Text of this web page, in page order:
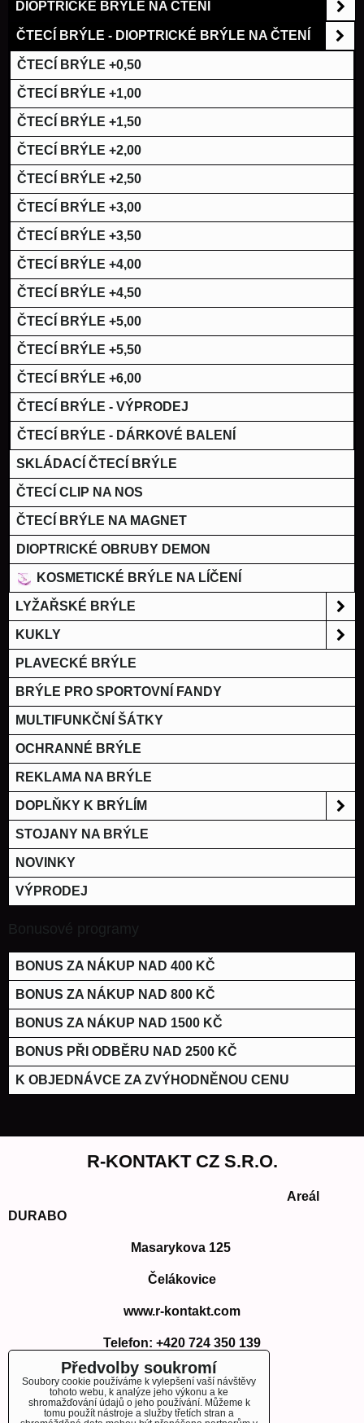
DIOPTRICKÉ BRÝLE NA ČTENÍ
ČTECÍ BRÝLE - DIOPTRICKÉ BRÝLE NA ČTENÍ
ČTECÍ BRÝLE +0,50
ČTECÍ BRÝLE +1,00
ČTECÍ BRÝLE +1,50
ČTECÍ BRÝLE +2,00
ČTECÍ BRÝLE +2,50
ČTECÍ BRÝLE +3,00
ČTECÍ BRÝLE +3,50
ČTECÍ BRÝLE +4,00
ČTECÍ BRÝLE +4,50
ČTECÍ BRÝLE +5,00
ČTECÍ BRÝLE +5,50
ČTECÍ BRÝLE +6,00
ČTECÍ BRÝLE - VÝPRODEJ
ČTECÍ BRÝLE - DÁRKOVÉ BALENÍ
SKLÁDACÍ ČTECÍ BRÝLE
ČTECÍ CLIP NA NOS
ČTECÍ BRÝLE NA MAGNET
DIOPTRICKÉ OBRUBY DEMON
KOSMETICKÉ BRÝLE NA LÍČENÍ
LYŽAŘSKÉ BRÝLE
KUKLY
PLAVECKÉ BRÝLE
BRÝLE PRO SPORTOVNÍ FANDY
MULTIFUNKČNÍ ŠÁTKY
OCHRANNÉ BRÝLE
REKLAMA NA BRÝLE
DOPLŇKY K BRÝLÍM
STOJANY NA BRÝLE
NOVINKY
VÝPRODEJ
Bonusové programy
BONUS ZA NÁKUP NAD 400 KČ
BONUS ZA NÁKUP NAD 800 KČ
BONUS ZA NÁKUP NAD 1500 KČ
BONUS PŘI ODBĚRU NAD 2500 KČ
K OBJEDNÁVCE ZA ZVÝHODNĚNOU CENU
R-KONTAKT CZ S.R.O.
Areál
DURABO
Masarykova 125
Čelákovice
www.r-kontakt.com
Telefon: +420 724 350 139
E-mail: info@r-kontakt.com
info@r-kontakt.com
Předvolby soukromí
Soubory cookie používáme k vylepšení vaší návštěvy
tohoto webu, k analýze jeho výkonu a ke
shromažďování údajů o jeho používání. Můžeme k
tomu použít nástroje a služby třetích stran a